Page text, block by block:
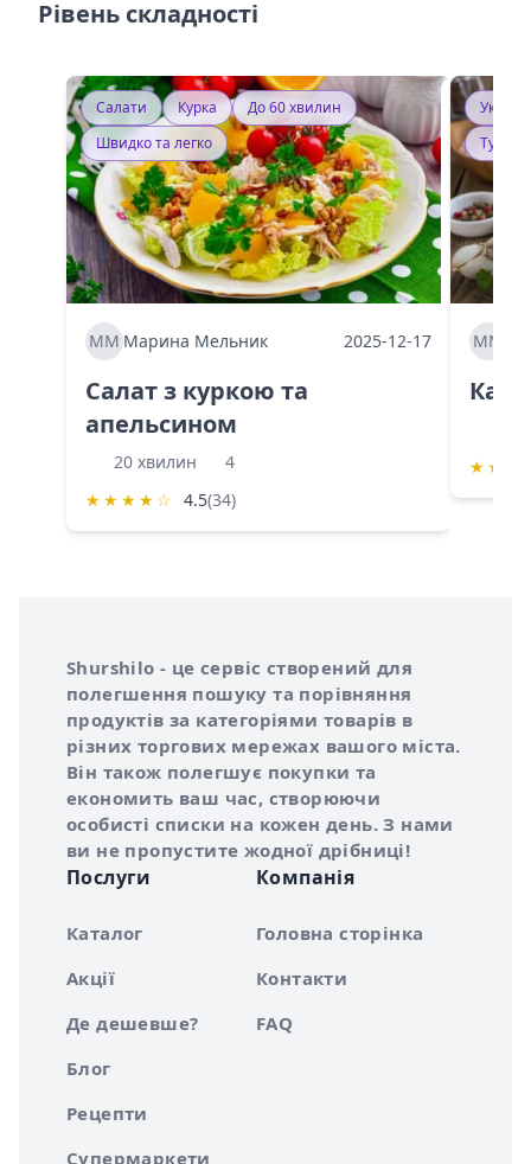
Рівень складності
Салати Курка
До 60 хвилин
Швидко та легко
ММ Марина Мельник 2025-12-17
Салат з куркою та
апельсином
20 хвилин
4
★ ★ ★ ★ ☆ 4.5(34)
ММ
★ ★
Про сервіс Shurshilo
Shurshilo - це сервіс створений для
полегшення пошуку та порівняння
продуктів за категоріями товарів в
різних торгових мережах вашого міста.
Він також полегшує покупки та
економить ваш час, створюючи
особисті списки на кожен день. З нами
ви не пропустите жодної дрібниці!
Послуги
Каталог
Акції
Де дешевше?
Блог
Рецепти
Супермаркети
Компанія
Головна сторінка
Контакти
FAQ